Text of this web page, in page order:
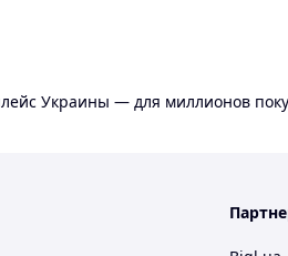
Украины — для миллионов